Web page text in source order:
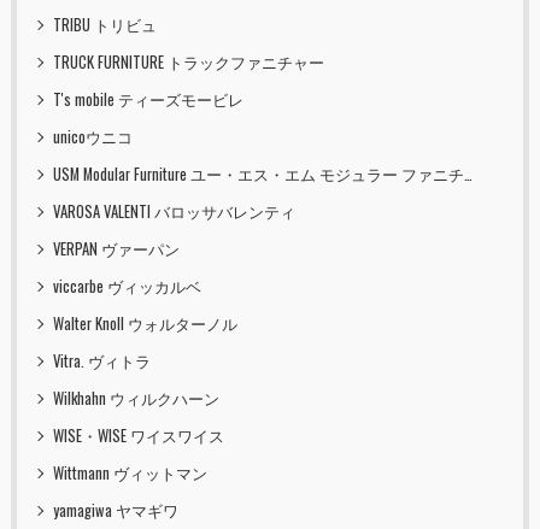
TRIBU トリビュ
TRUCK FURNITURE トラックファニチャー
T's mobile ティーズモービレ
unicoウニコ
USM Modular Furniture ユー・エス・エム モジュラー ファニチャー
VAROSA VALENTI バロッサバレンティ
VERPAN ヴァーパン
viccarbe ヴィッカルベ
Walter Knoll ウォルターノル
Vitra. ヴィトラ
Wilkhahn ウィルクハーン
WISE・WISE ワイスワイス
Wittmann ヴィットマン
yamagiwa ヤマギワ